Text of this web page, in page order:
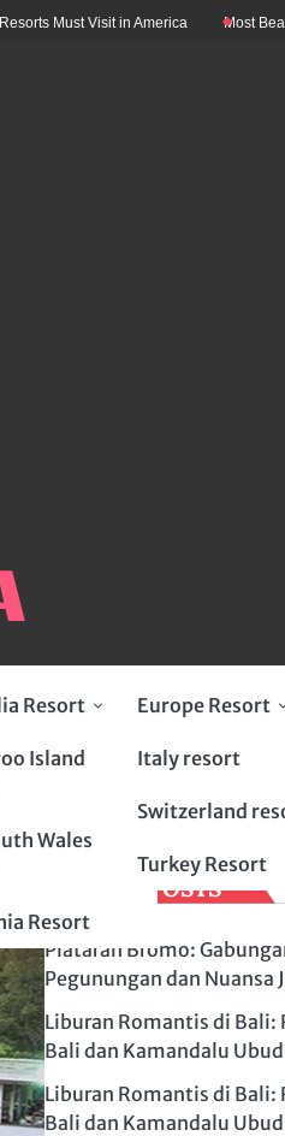
Visit in America Most Beautiful
Resort
Island
Wales
Resort
Europe Resort
Italy resort
Switzerland
Turkey Resort
Search
LATEST POSTS
Plataran Bromo:
Pegunungan dan Nuansa
Liburan Romantis di Bali:
Bali dan Kamandalu
Liburan Romantis di Bali:
Bali dan Kamandalu